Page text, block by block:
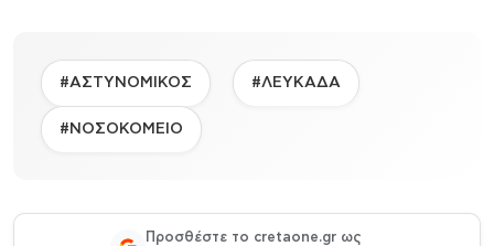
#ΑΣΤΥΝΟΜΙΚΟΣ #ΛΕΥΚΑΔΑ
#ΝΟΣΟΚΟΜΕΙΟ
Προσθέστε το cretaone.gr ως